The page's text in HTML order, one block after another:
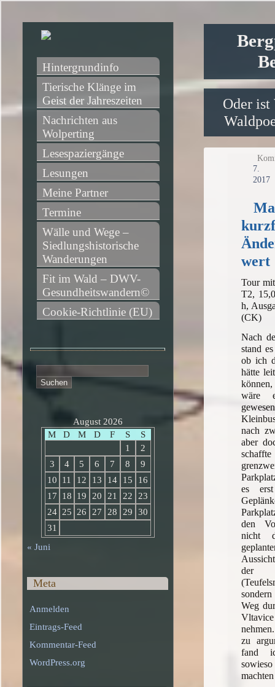
Oder ist
7.
2017
wert
Tour
T2,
h,
(CK)
Nach
stand
ob ich
hätte
wäre
nach
aber
es
den
nicht
der
Weg
zu
fand
Hintergrundinfo
Tierische Klänge im
Geist der Jahreszeiten
Nachrichten aus
Wolperting
Lesespaziergänge
Lesungen
Meine Partner
Termine
Wälle und Wege –
Siedlungshistorische
Wanderungen
Fit im Wald – DWV-
Gesundheitswandern©
Cookie-Richtlinie (EU)
nach:
August 2026
M
D M D F S
S
1
2
3
4 5 6 7 8
9
10
11 12 13 14 15
16
17
18 19 20 21 22
23
24 25 26 27 28 29
30
31
« Juni
Meta
Anmelden
Eintrags-Feed
Kommentar-Feed
WordPress.org